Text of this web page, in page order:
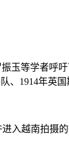
玉等学者呼
、1914年英国
入越南拍摄